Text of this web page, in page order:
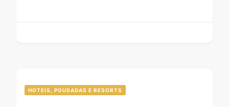
HOTÉIS, POUSADAS E RESORTS